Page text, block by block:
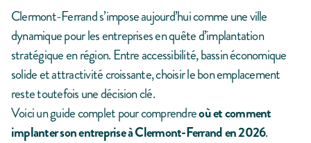
Clermont-Ferrand s’impose aujourd’hui comme une ville
dynamique pour les entreprises en quête d’implantation
stratégique en région. Entre accessibilité, bassin économique
solide et attractivité croissante, choisir le bon emplacement
reste toutefois une décision clé.
Voici un guide complet pour comprendreoù et comment
implanter son entreprise à Clermont-Ferrand en 2026.